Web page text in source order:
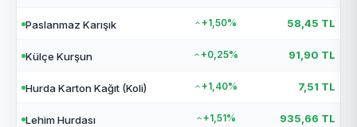
Paslanmaz Karışık +1,50% 58,45 TL
Külçe Kurşun +0,25% 91,90 TL
Hurda Karton Kağıt (Koli) +1,40% 7,51 TL
Lehim Hurdası +1,51% 935,66 TL